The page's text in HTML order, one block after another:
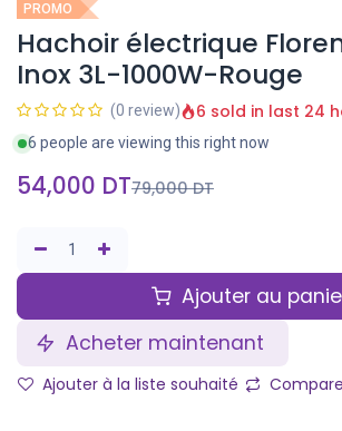
PROMO
Hachoir électrique
Inox 3L-1000W-Rouge
(0 review) 6 sold in last 24
6 people are viewing this right now
54,000 DT79,000DT
Ajouter au
Acheter maintenant
Ajouter à la liste souhaité Compare